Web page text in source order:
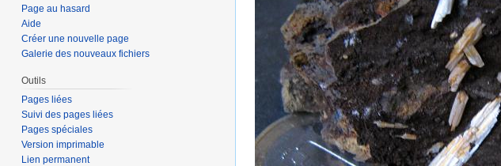
Page au hasard
Aide
Créer une nouvelle page
Galerie des nouveaux fichiers
Outils
Pages liées
Suivi des pages liées
Pages spéciales
Version imprimable
Lien permanent